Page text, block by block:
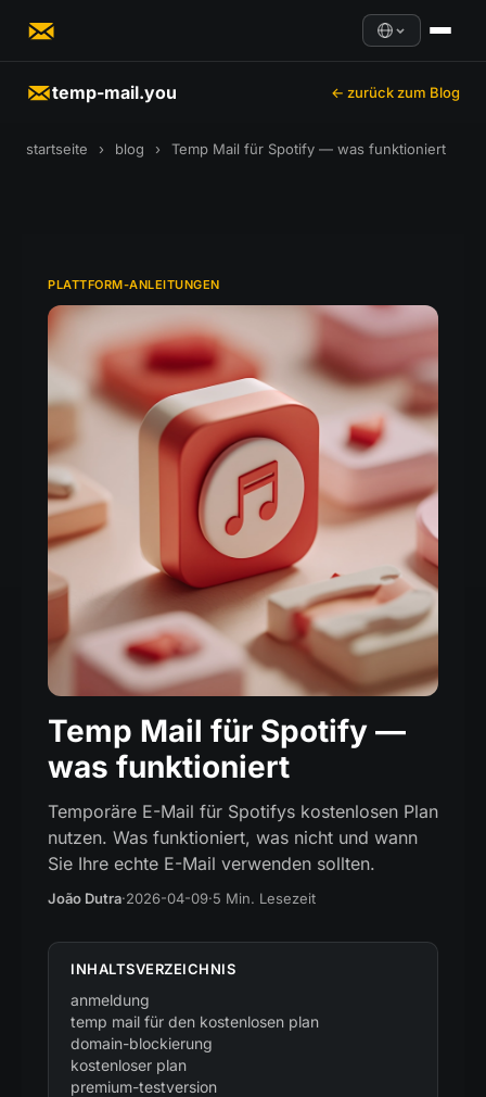
temp-mail.you ← zurück zum Blog
startseite › blog › Temp Mail für Spotify — was funktioniert
PLATTFORM-ANLEITUNGEN
Temp Mail für Spotify —
was funktioniert
Temporäre E-Mail für Spotifys kostenlosen Plan
nutzen. Was funktioniert, was nicht und wann
Sie Ihre echte E-Mail verwenden sollten.
João Dutra·2026-04-09·5 Min. Lesezeit
INHALTSVERZEICHNIS
anmeldung
temp mail für den kostenlosen plan
domain-blockierung
kostenloser plan
premium-testversion